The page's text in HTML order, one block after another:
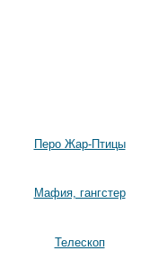
Перо Жар-Птицы
Мафия, гангстер
Телескоп